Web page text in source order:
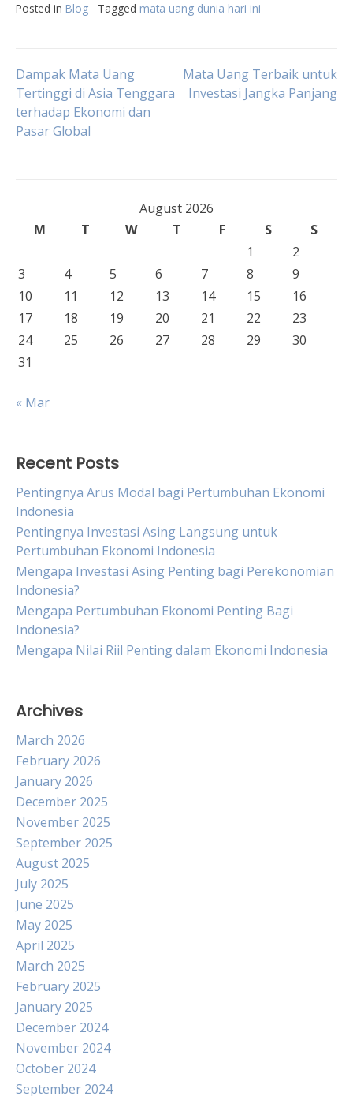
Posted in Blog Tagged mata uang dunia hari ini
Post
navigation
Dampak Mata Uang
Tertinggi di Asia Tenggara
terhadap Ekonomi dan
Pasar Global
Mata Uang Terbaik untuk
Investasi Jangka Panjang
August 2026
M
T W T F S
S
1
2
3
4 5 6 7 8
9
10
11 12 13 14 15
16
17
18 19 20 21 22
23
24
25 26 27 28 29
30
31
« Mar
Recent Posts
Pentingnya Arus Modal bagi Pertumbuhan Ekonomi
Indonesia
Pentingnya Investasi Asing Langsung untuk
Pertumbuhan Ekonomi Indonesia
Mengapa Investasi Asing Penting bagi Perekonomian
Indonesia?
Mengapa Pertumbuhan Ekonomi Penting Bagi
Indonesia?
Mengapa Nilai Riil Penting dalam Ekonomi Indonesia
Archives
March 2026
February 2026
January 2026
December 2025
November 2025
September 2025
August 2025
July 2025
June 2025
May 2025
April 2025
March 2025
February 2025
January 2025
December 2024
November 2024
October 2024
September 2024